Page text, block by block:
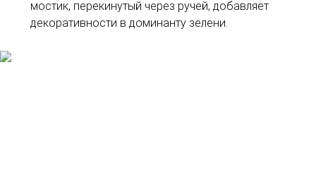
мостик, перекинутый через ручей, добавляет
декоративности в доминанту зелени.